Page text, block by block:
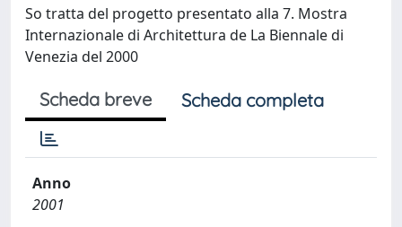
So tratta del progetto presentato alla 7. Mostra
Internazionale di Architettura de La Biennale di
Venezia del 2000
Scheda breve Scheda completa
Anno
2001